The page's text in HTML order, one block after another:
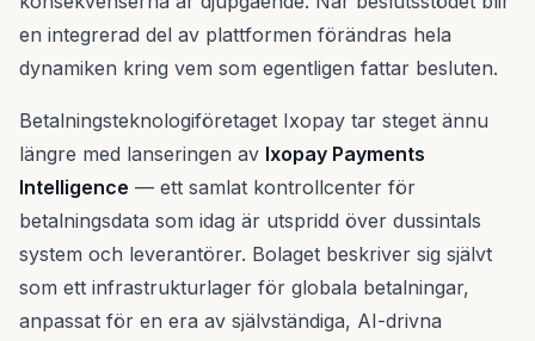
en integrerad del av plattformen förändras hela
dynamiken kring vem som egentligen fattar besluten.
Betalningsteknologiföretaget Ixopay tar steget ännu
längre med lanseringen av Ixopay Payments
Intelligence — ett samlat kontrollcenter för
betalningsdata som idag är utspridd över dussintals
system och leverantörer. Bolaget beskriver sig självt
som ett infrastrukturlager för globala betalningar,
anpassat för en era av självständiga, AI-drivna